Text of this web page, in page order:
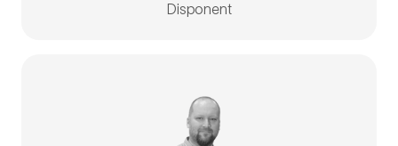
Disponent